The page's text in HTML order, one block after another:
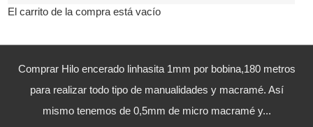
El carrito de la compra está vacío
Comprar Hilo encerado linhasita 1mm por bobina,180 metros
para realizar todo tipo de manualidades y macramé. Así
mismo tenemos de 0,5mm de micro macramé y...